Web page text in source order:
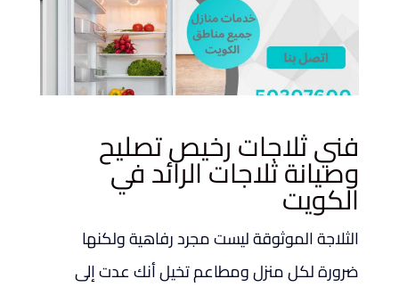
فني ثلاجات رخيص تصليح
وصيانة ثلاجات الرائد في
الكويت
الثلاجة الموثوقة ليست مجرد رفاهية ولكنها
ضرورة لكل منزل ومطاعم تخيل أنك عدت إلى